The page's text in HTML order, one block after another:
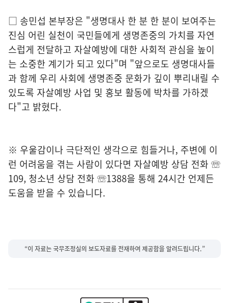
□ 송민섭 본부장은 "생명대사 한 분 한 분이 보여주는
진심 어린 실천이 국민들에게 생명존중의 가치를 자연
스럽게 전달하고 자살예방에 대한 사회적 관심을 높이
는 소중한 계기가 되고 있다"며 "앞으로도 생명대사들
과 함께 우리 사회에 생명존중 문화가 깊이 뿌리내릴 수
있도록 자살예방 사업 및 홍보 활동에 박차를 가하겠
다"고 밝혔다.
※ 우울감이나 극단적인 생각으로 힘들거나, 주변에 이
런 어려움을 겪는 사람이 있다면 자살예방 상담 전화 ☏
109, 청소년 상담 전화 ☏1388을 통해 24시간 언제든
도움을 받을 수 있습니다.
“이 자료는 국무조정실의 보도자료를 전재하여 제공함을 알려드립니다.”